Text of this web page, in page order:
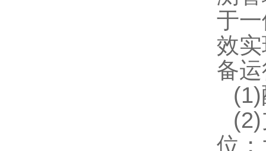
于
效
备
位